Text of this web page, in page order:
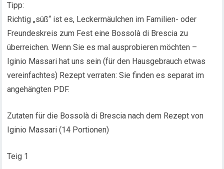
Tipp:
Richtig „süß“ ist es, Leckermäulchen im Familien- oder
Freundeskreis zum Fest eine Bossolà di Brescia zu
überreichen. Wenn Sie es mal ausprobieren möchten –
Iginio Massari hat uns sein (für den Hausgebrauch etwas
vereinfachtes) Rezept verraten: Sie finden es separat im
angehängten PDF.
Zutaten für die Bossolà di Brescia nach dem Rezept von
Iginio Massari (14 Portionen)
Teig 1